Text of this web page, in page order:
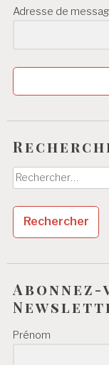
Adresse de
Rechercher :
Prénom